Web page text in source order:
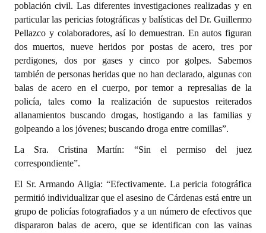
población civil. Las diferentes investigaciones realizadas y en
particular las pericias fotográficas y balísticas del Dr. Guillermo
Pellazco y colaboradores, así lo demuestran. En autos figuran
dos muertos, nueve heridos por postas de acero, tres por
perdigones, dos por gases y cinco por golpes. Sabemos
también de personas heridas que no han declarado, algunas con
balas de acero en el cuerpo, por temor a represalias de la
policía, tales como la realización de supuestos reiterados
allanamientos buscando drogas, hostigando a las familias y
golpeando a los jóvenes; buscando droga entre comillas”.
La Sra. Cristina Martín: “Sin el permiso del juez
correspondiente”.
El Sr. Armando Aligia: “Efectivamente. La pericia fotográfica
permitió individualizar que el asesino de Cárdenas está entre un
grupo de policías fotografiados y a un número de efectivos que
dispararon balas de acero, que se identifican con las vainas